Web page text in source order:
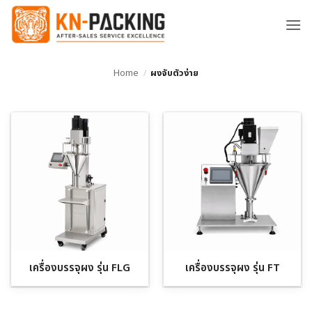
ข้าม
ยัง
Home / ผงจับตัวง่าย
เครื่องบรรจุผง รุ่น FLG เครื่องบรรจุผง รุ่น FT